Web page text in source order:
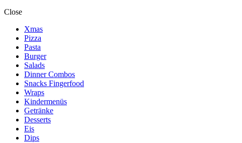
Close
Xmas
Pizza
Pasta
Burger
Salads
Dinner Combos
Snacks Fingerfood
Wraps
Kindermenüs
Getränke
Desserts
Eis
Dips